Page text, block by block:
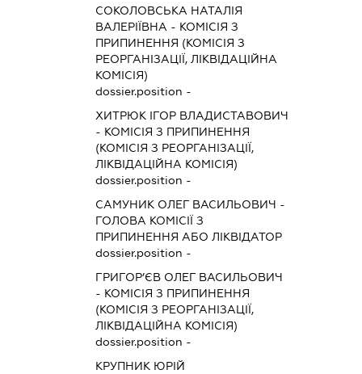
СОКОЛОВСЬКА НАТАЛІЯ
ВАЛЕРІЇВНА - КОМІСІЯ З
ПРИПИНЕННЯ (КОМІСІЯ З
РЕОРГАНІЗАЦІЇ, ЛІКВІДАЦІЙНА
КОМІСІЯ)
dossier.position -
ХИТРЮК ІГОР ВЛАДИСТАВОВИЧ
- КОМІСІЯ З ПРИПИНЕННЯ
(КОМІСІЯ З РЕОРГАНІЗАЦІЇ,
ЛІКВІДАЦІЙНА КОМІСІЯ)
dossier.position -
САМУНИК ОЛЕГ ВАСИЛЬОВИЧ -
ГОЛОВА КОМІСІЇ З
ПРИПИНЕННЯ АБО ЛІКВІДАТОР
dossier.position -
ГРИГОР’ЄВ ОЛЕГ ВАСИЛЬОВИЧ
- КОМІСІЯ З ПРИПИНЕННЯ
(КОМІСІЯ З РЕОРГАНІЗАЦІЇ,
ЛІКВІДАЦІЙНА КОМІСІЯ)
dossier.position -
КРУПНИК ЮРІЙ